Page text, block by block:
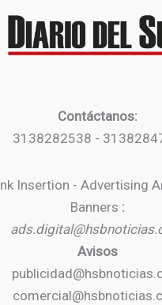
Contáctanos:
3138282538 -
Insertion - Advertising
Banners :
Avisos